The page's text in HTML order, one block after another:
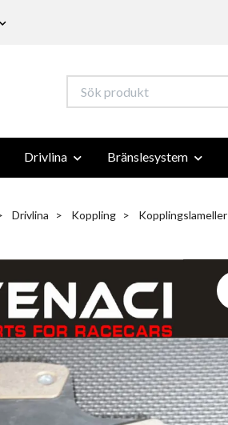
Drivlina Bränslesystem
Drivlina Koppling Kopplingslameller